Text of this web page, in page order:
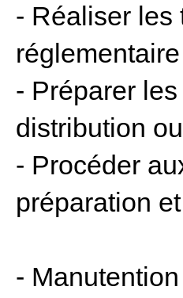
- Réaliser les
- Préparer
distribution
- Procéder
préparation
-